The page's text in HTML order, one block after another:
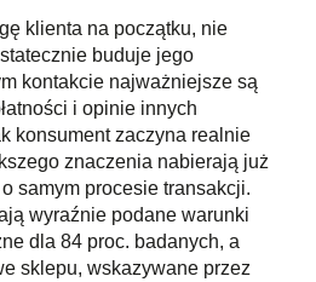
klienta na początku, nie
buduje jego
kontakcie najważniejsze są
i opinie innych
konsument zaczyna realnie
znaczenia nabierają już
samym procesie transakcji.
wyraźnie podane warunki
dla 84 proc. badanych, a
sklepu, wskazywane przez